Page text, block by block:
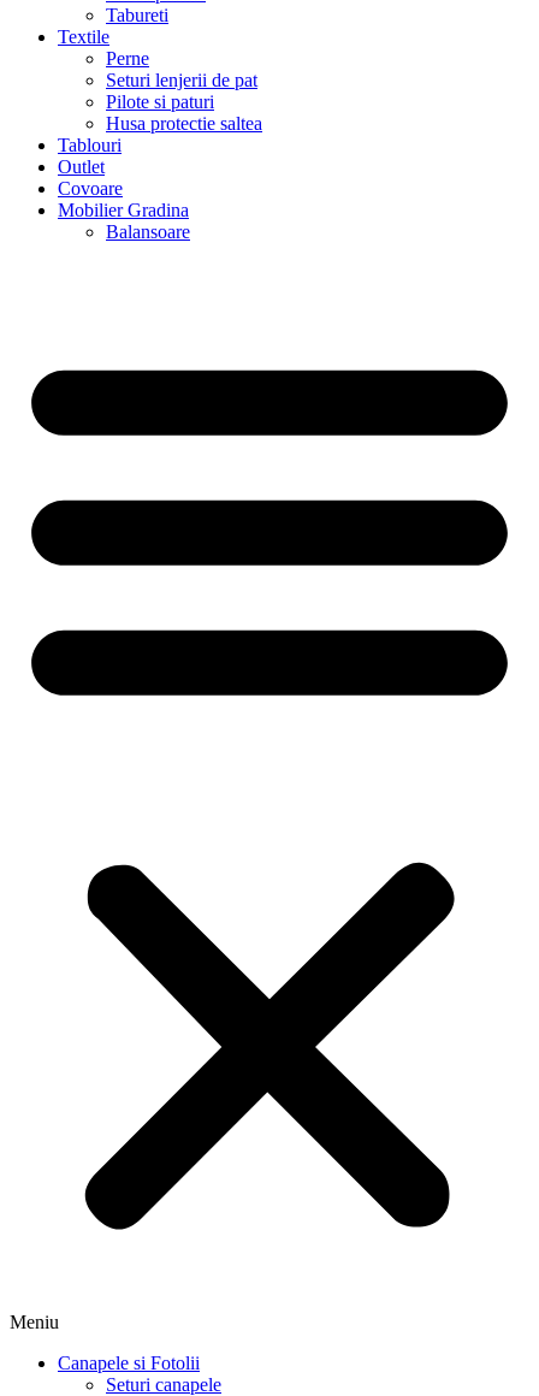
Tabureti
Textile
Perne
Seturi lenjerii de pat
Pilote si paturi
Husa protectie saltea
Tablouri
Outlet
Covoare
Mobilier Gradina
Balansoare
Meniu
Canapele si Fotolii
Seturi canapele